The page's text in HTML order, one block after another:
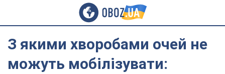
З якими хворобами очей не
можуть мобілізувати: